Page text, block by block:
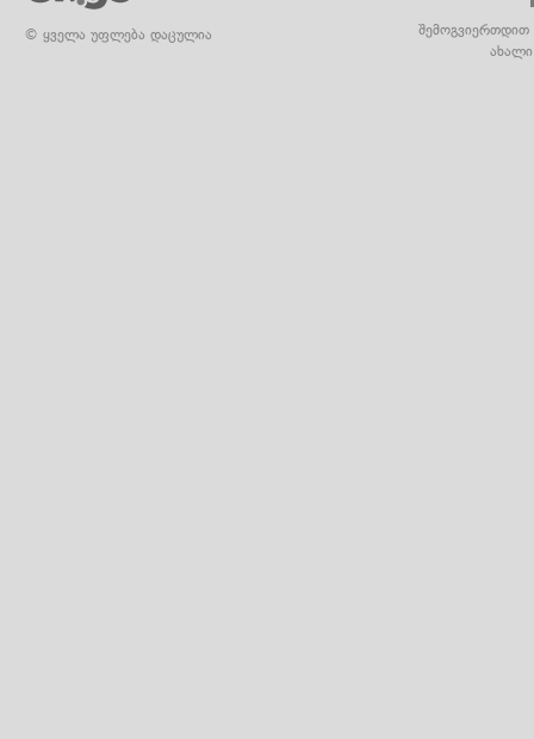
© ყველა უფლება დაცულია
შემოგვიერთდით
ახალი